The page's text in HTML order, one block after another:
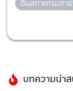
อินสตาแกรมดาร
บทความน่า